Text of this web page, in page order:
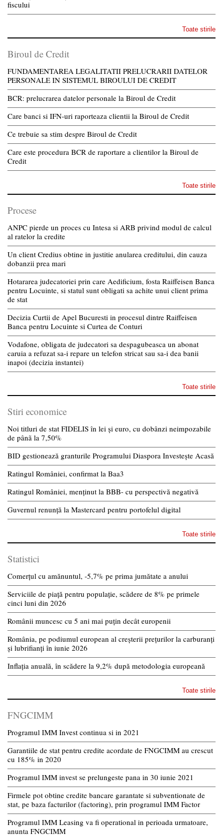
fiscului
Toate stirile
Biroul de Credit
FUNDAMENTAREA LEGALITATII PRELUCRARII DATELOR
PERSONALE IN SISTEMUL BIROULUI DE CREDIT
BCR: prelucrarea datelor personale la Biroul de Credit
Care banci si IFN-uri raporteaza clientii la Biroul de Credit
Ce trebuie sa stim despre Biroul de Credit
Care este procedura BCR de raportare a clientilor la Biroul de
Credit
Toate stirile
Procese
ANPC pierde un proces cu Intesa si ARB privind modul de calcul
al ratelor la credite
Un client Credius obtine in justitie anularea creditului, din cauza
dobanzii prea mari
Hotararea judecatoriei prin care Aedificium, fosta Raiffeisen Banca
pentru Locuinte, si statul sunt obligati sa achite unui client prima
de stat
Decizia Curtii de Apel Bucuresti in procesul dintre Raiffeisen
Banca pentru Locuinte si Curtea de Conturi
Vodafone, obligata de judecatori sa despagubeasca un abonat
caruia a refuzat sa-i repare un telefon stricat sau sa-i dea banii
inapoi (decizia instantei)
Toate stirile
Stiri economice
Noi titluri de stat FIDELIS în lei și euro, cu dobânzi neimpozabile
de pânã la 7,50%
BID gestionează granturile Programului Diaspora Investește Acasă
Ratingul României, confirmat la Baa3
Ratingul României, menținut la BBB- cu perspectivă negativă
Guvernul renunță la Mastercard pentru portofelul digital
Toate stirile
Statistici
Comerțul cu amănuntul, -5,7% pe prima jumătate a anului
Serviciile de piață pentru populație, scădere de 8% pe primele
cinci luni din 2026
Românii muncesc cu 5 ani mai puțin decât europenii
România, pe podiumul european al creșterii prețurilor la carburanți
și lubrifianți în iunie 2026
Inflația anuală, în scădere la 9,2% după metodologia europeană
Toate stirile
FNGCIMM
Programul IMM Invest continua si in 2021
Garantiile de stat pentru credite acordate de FNGCIMM au crescut
cu 185% in 2020
Programul IMM invest se prelungeste pana in 30 iunie 2021
Firmele pot obtine credite bancare garantate si subventionate de
stat, pe baza facturilor (factoring), prin programul IMM Factor
Programul IMM Leasing va fi operational in perioada urmatoare,
anunta FNGCIMM